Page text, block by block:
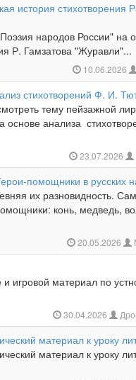
история стихотворения
народов России" на
Р. Гамзатова "Журавли"...
10.06.2026
стихотворений Ф. И.
тему пейзажной
анализа
23.07.2026
помощники в русских
их разновидность.
конь, медведь,
20.05.2026
игровой материал по
30.04.2026
материал к уроку
материал к уроку